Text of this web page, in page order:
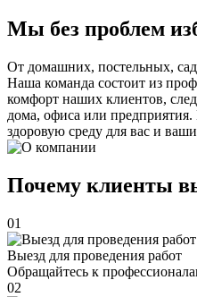
Мы без проблем
От домашних, постельных,
Наша команда состоит из
комфорт наших клиентов,
дома, офиса или
здоровую среду для вас и
Почему клиенты
01
Выезд для проведения работ
Обращайтесь к
02